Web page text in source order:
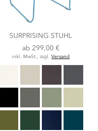
SURPRISING STUHL
ab 299,00 €
inkl. MwSt., zzgl.Versand